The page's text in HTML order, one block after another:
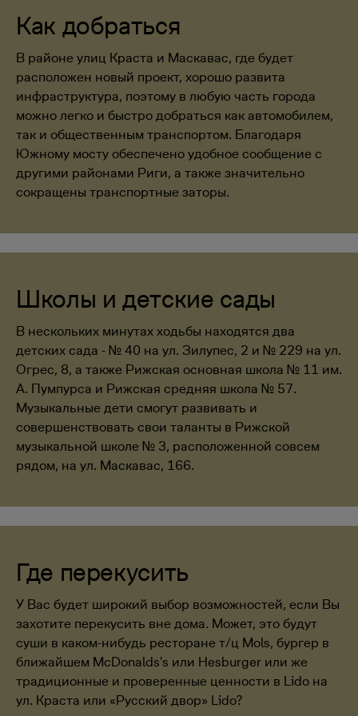
Как добраться
В районе улиц Краста и Маскавас, где будет
расположен новый проект, хорошо развита
инфраструктура, поэтому в любую часть города
можно легко и быстро добраться как автомобилем,
так и общественным транспортом. Благодаря
Южному мосту обеспечено удобное сообщение с
другими районами Риги, а также значительно
сокращены транспортные заторы.
Школы и детские сады
В нескольких минутах ходьбы находятся два
детских сада - № 40 на ул. Зилупес, 2 и № 229 на ул.
Огрес, 8, а также Рижская основная школа № 11 им.
А. Пумпурса и Рижская средняя школа № 57.
Музыкальные дети смогут развивать и
совершенствовать свои таланты в Рижской
музыкальной школе № 3, расположенной совсем
рядом, на ул. Маскавас, 166.
Где перекусить
У Вас будет широкий выбор возможностей, если Вы
захотите перекусить вне дома. Может, это будут
суши в каком-нибудь ресторане т/ц Mols, бургер в
ближайшем McDonalds's или Hesburger или же
традиционные и проверенные ценности в Lido на
ул. Краста или «Русский двор» Lido?